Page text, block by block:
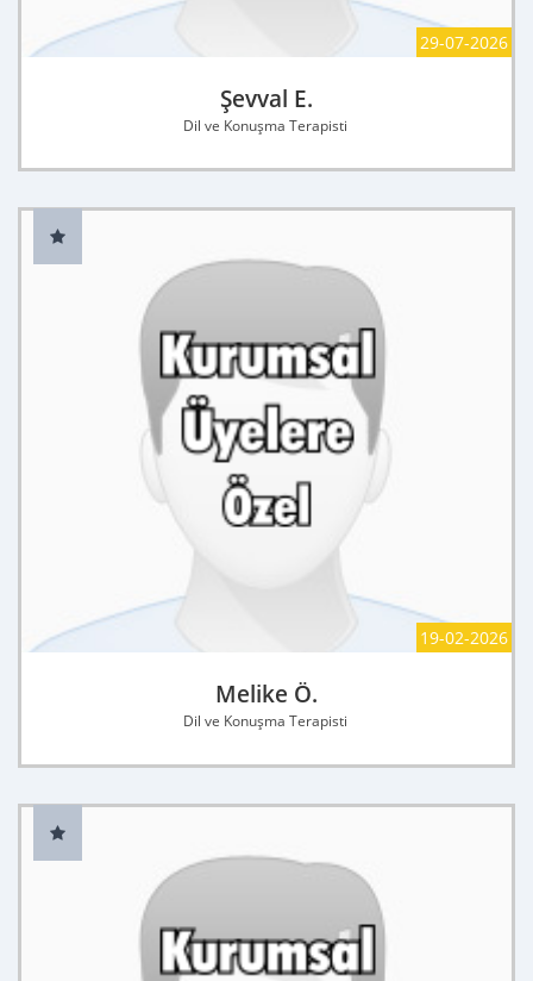
29-07-2026
Şevval E.
Dil ve Konuşma Terapisti
19-02-2026
Melike Ö.
Dil ve Konuşma Terapisti